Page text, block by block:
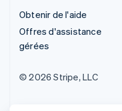
Obtenir de l'aide
Offres d'assistance
gérées
© 2026 Stripe, LLC